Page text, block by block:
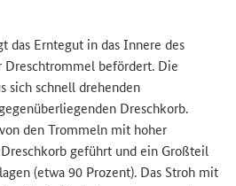
das Erntegut in das Innere des
Dreschtrommel befördert. Die
sich schnell drehenden
Dreschkorb.
den Trommeln mit hoher
geführt und ein Großteil
(etwa 90 Prozent). Das Stroh mit